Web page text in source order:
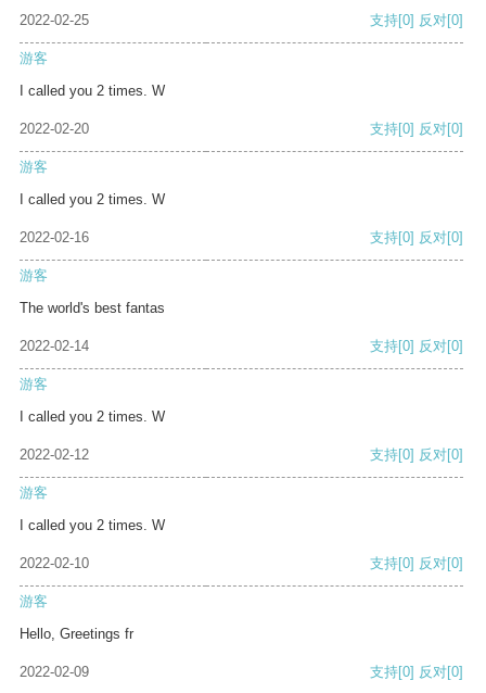
2022-02-25 支持[0] 反对[0]
游客
I called you 2 times. W
2022-02-20 支持[0] 反对[0]
游客
I called you 2 times. W
2022-02-16 支持[0] 反对[0]
游客
The world's best fantas
2022-02-14 支持[0] 反对[0]
游客
I called you 2 times. W
2022-02-12 支持[0] 反对[0]
游客
I called you 2 times. W
2022-02-10 支持[0] 反对[0]
游客
Hello, Greetings fr
2022-02-09 支持[0] 反对[0]